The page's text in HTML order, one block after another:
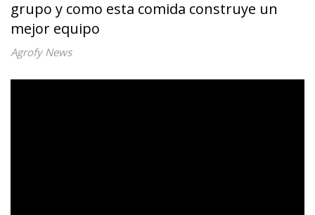
grupo y como esta comida construye un
mejor equipo
Agrofy News